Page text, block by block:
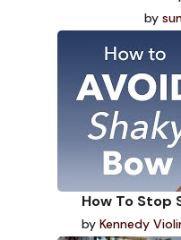
by
How To Stop
by Kennedy